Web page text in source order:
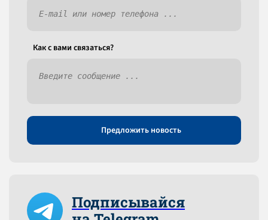
Как c вами связаться?
Предложить новость
Подписывайся